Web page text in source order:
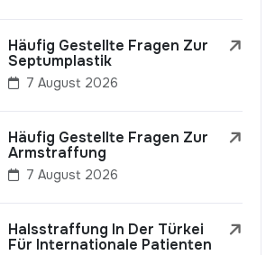
Häufig Gestellte Fragen Zur
Septumplastik
7 August 2026
Häufig Gestellte Fragen Zur
Armstraffung
7 August 2026
Halsstraffung In Der Türkei
Für Internationale Patienten